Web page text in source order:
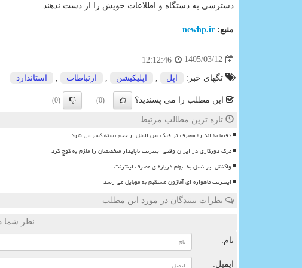
دسترسی به دستگاه و اطلاعات خویش را از دست ندهند.
منبع: newhp.ir
1405/03/12
12:12:46
تگهای خبر: اپل اپلیكیشن ارتباطات استاندارد
این مطلب را می پسندید؟ (0)
(0)
تازه ترین مطالب مرتبط
دقیقا به اندازه مصرف ترافیک بین الملل از حجم بسته کسر می شود
مرگ دورکاری در ایران وقتی اینترنت ناپایدار متخصصان را ملزم به کوچ کرد
واکنش ایرانسل به ابهام درباره ی مصرف اینترنت
اینترنت ماهواره ای آمازون مستقیم به موبایل می رسد
نظرات بینندگان در مورد این مطلب
نظر شما
نام:
ایمیل: